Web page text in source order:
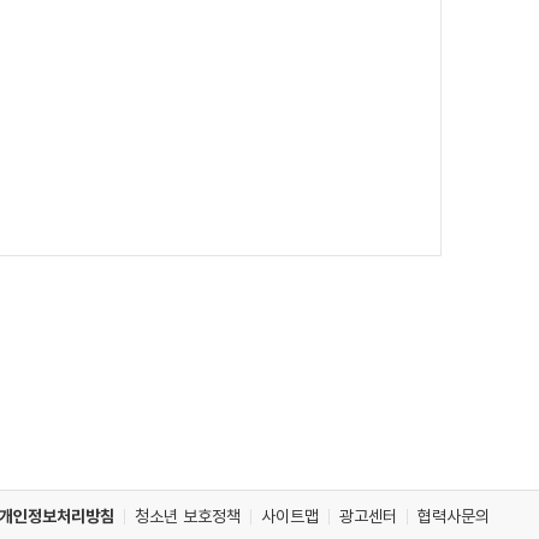
개인정보처리방침 청소년 보호정책 사이트맵 광고센터 협력사문의